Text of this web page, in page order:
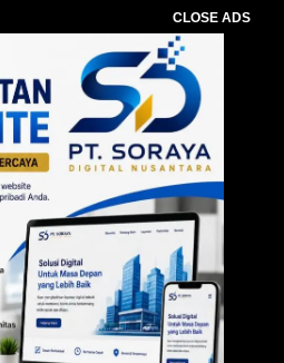
CLOSE ADS